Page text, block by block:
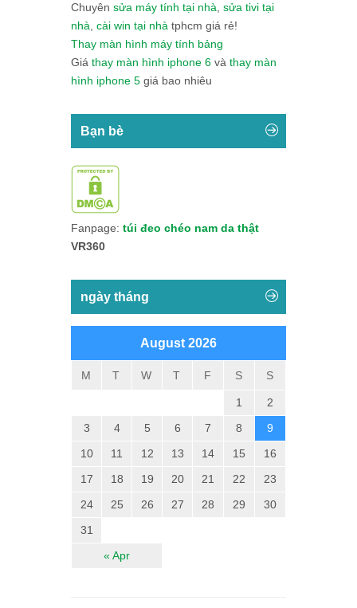
Chuyên sửa máy tính tại nhà sửa tivi tại
nhà cài win tại nhà tphcm giá rẻ!
Thay màn hình máy tính bảng
Giá thay màn hình iphone 6 và thay màn
hình iphone 5 giá bao nhiêu
Bạn bè
Fanpage: túi đeo chéo nam da thật
VR360
ngày tháng
August 2026
M T W T F S S
« Apr
1
2
3
4 5 6 7 8
9
10
11 12 13 14 15
16
17
18 19 20 21 22
23
24
25 26 27 28 29
30
31